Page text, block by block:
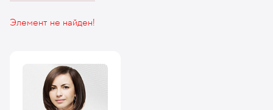
Элемент не найден!